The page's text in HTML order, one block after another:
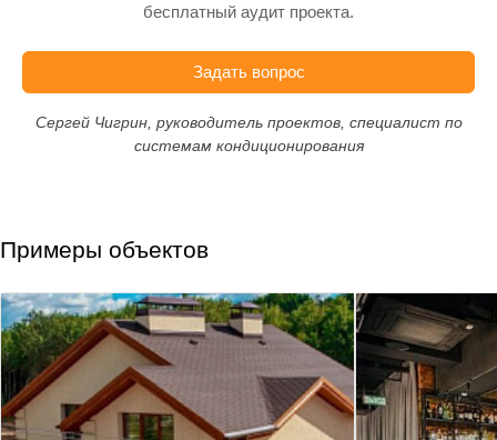
бесплатный аудит проекта.
Задать вопрос
Сергей Чигрин, руководитель проектов, специалист по
системам кондиционирования
Примеры объектов